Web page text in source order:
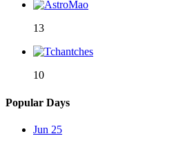
13
10
Popular Days
Jun 25